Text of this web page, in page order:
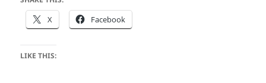
X Facebook
LIKE THIS: